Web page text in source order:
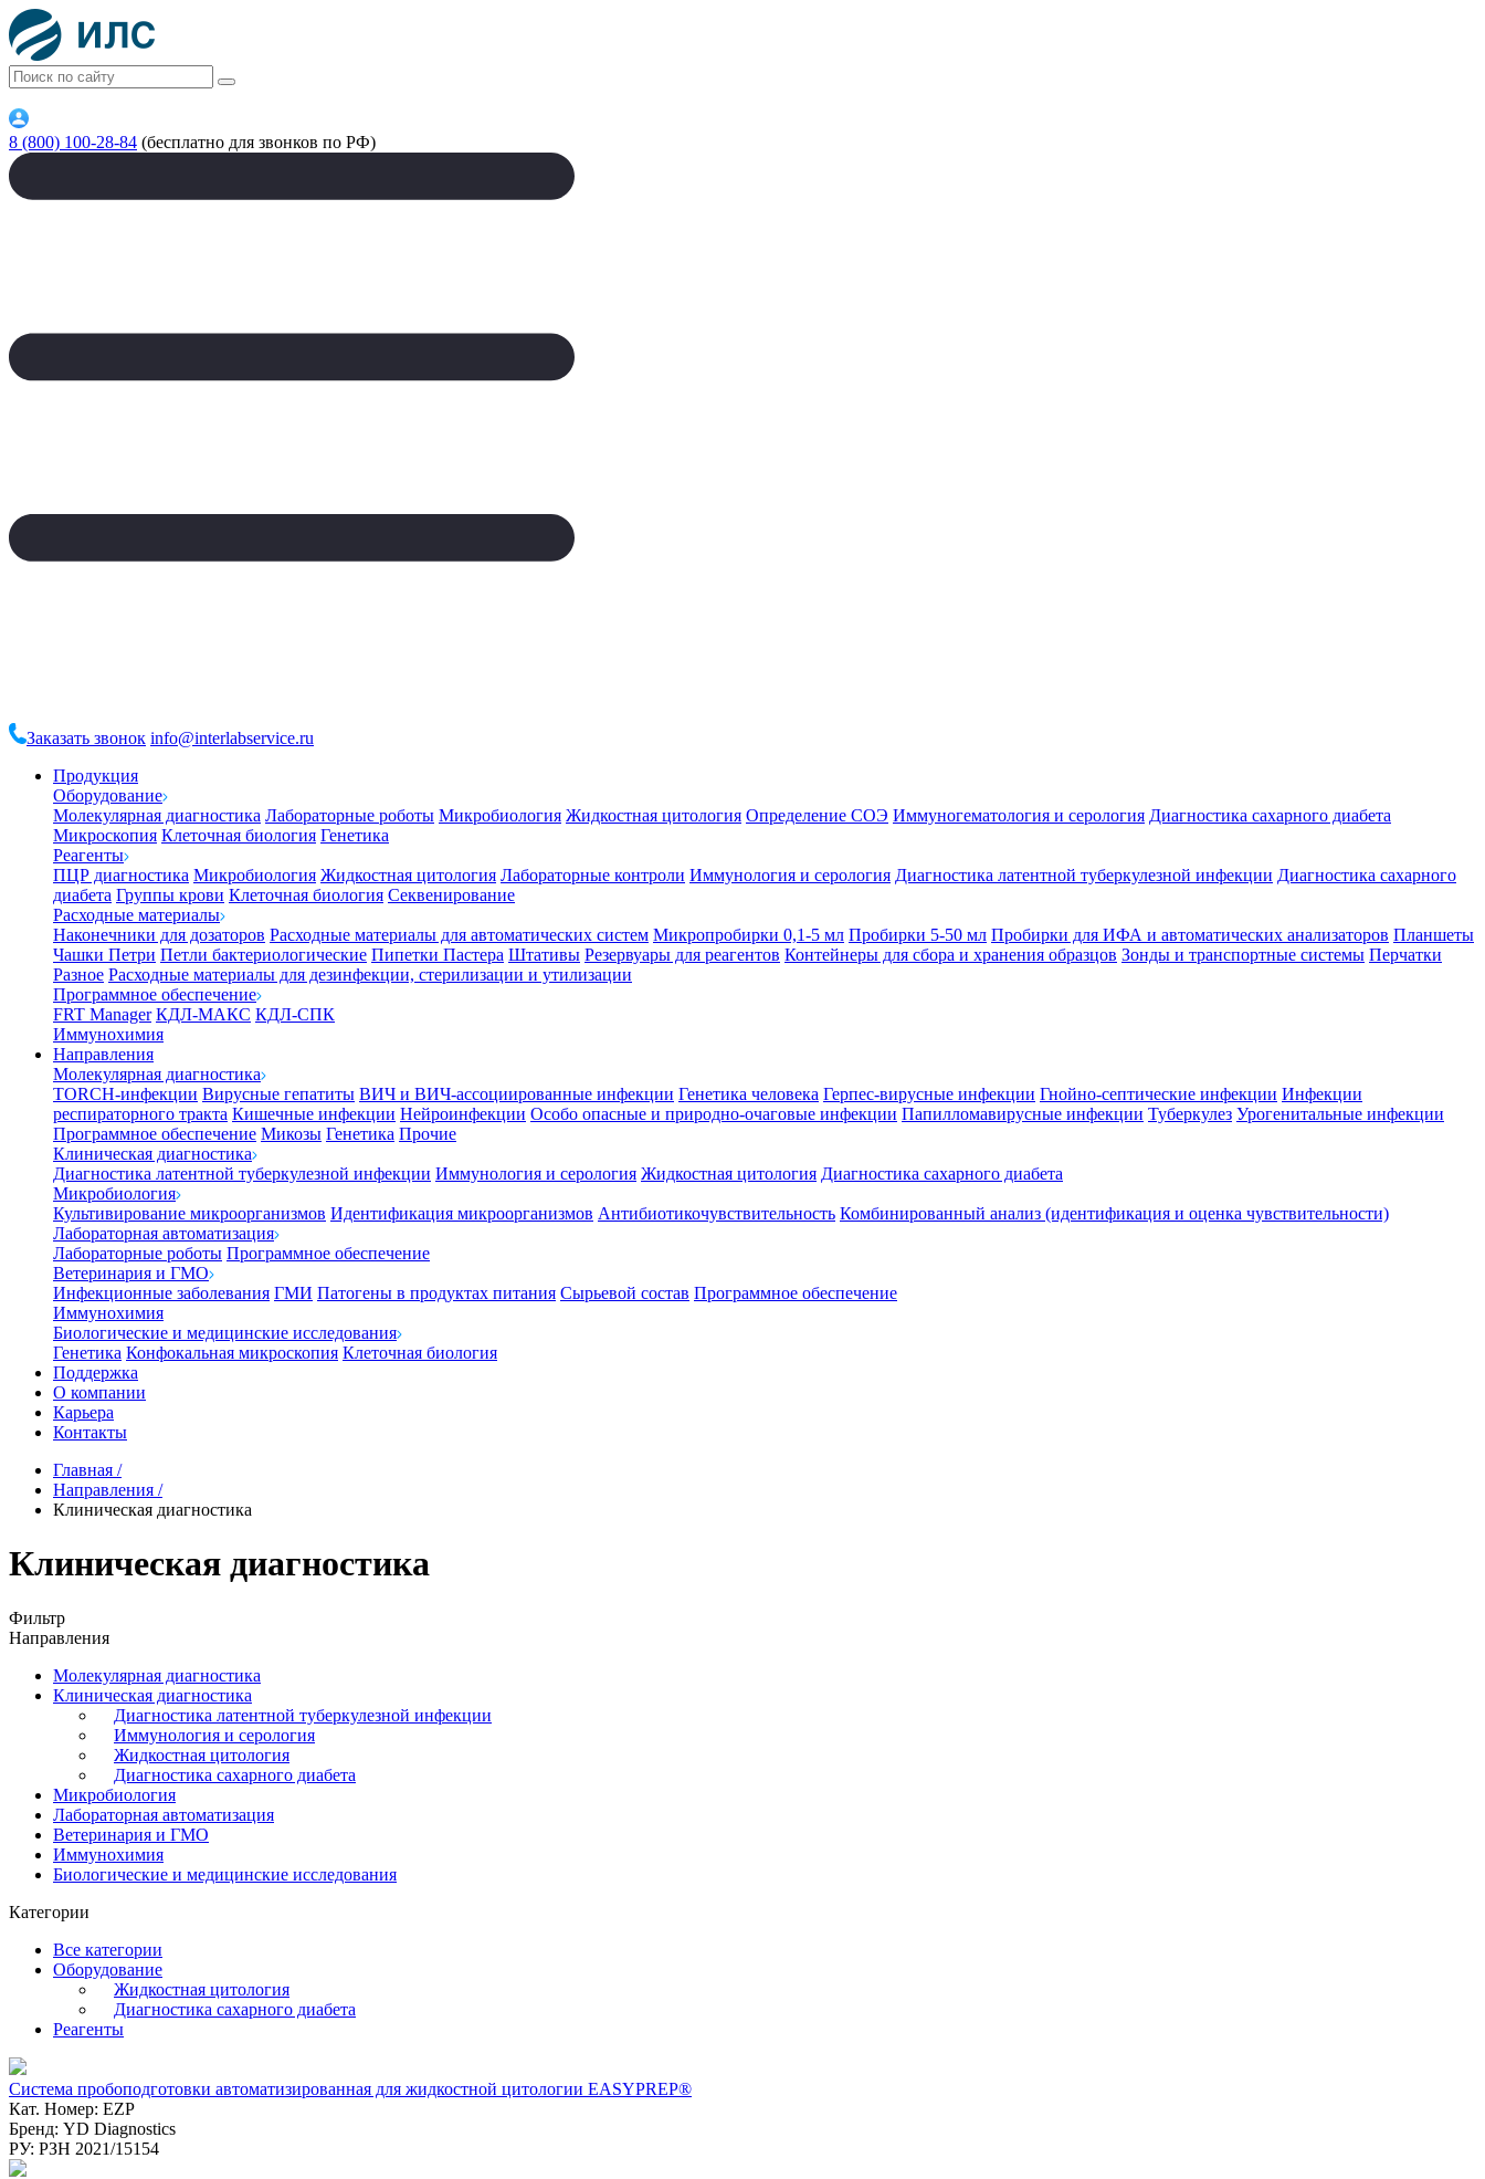
8 (800) 100-28-84 (бесплатно для звонков по РФ)
Заказать звонок info@interlabservice.ru
Продукция
Оборудование
Молекулярная диагностика Лабораторные роботы Микробиология Жидкостная цитология Определение СОЭ Иммуногематология и серология Диагностика сахарного диабета
Микроскопия Клеточная биология Генетика
Реагенты
ПЦР диагностика Микробиология Жидкостная цитология Лабораторные контроли Иммунология и серология Диагностика латентной туберкулезной инфекции Диагностика сахарного
диабета Группы крови Клеточная биология Секвенирование
Расходные материалы
Наконечники для дозаторов Расходные материалы для автоматических систем Микропробирки 0,1-5 мл Пробирки 5-50 мл Пробирки для ИФА и автоматических анализаторов Планшеты
Чашки Петри Петли бактериологические Пипетки Пастера Штативы Резервуары для реагентов Контейнеры для сбора и хранения образцов Зонды и транспортные системы Перчатки
Разное Расходные материалы для дезинфекции, стерилизации и утилизации
Программное обеспечение
FRT Manager КДЛ-МАКС КДЛ-СПК
Иммунохимия
Направления
Молекулярная диагностика
TORCH-инфекции Вирусные гепатиты ВИЧ и ВИЧ-ассоциированные инфекции Генетика человека Герпес-вирусные инфекции Гнойно-септические инфекции Инфекции
респираторного тракта Кишечные инфекции Нейроинфекции Особо опасные и природно-очаговые инфекции Папилломавирусные инфекции Туберкулез Урогенитальные инфекции
Программное обеспечение Микозы Генетика Прочие
Клиническая диагностика
Диагностика латентной туберкулезной инфекции Иммунология и серология Жидкостная цитология Диагностика сахарного диабета
Микробиология
Культивирование микроорганизмов Идентификация микроорганизмов Антибиотикочувствительность Комбинированный анализ (идентификация и оценка чувствительности)
Лабораторная автоматизация
Лабораторные роботы Программное обеспечение
Ветеринария и ГМО
Инфекционные заболевания ГМИ Патогены в продуктах питания Сырьевой состав Программное обеспечение
Иммунохимия
Биологические и медицинские исследования
Генетика Конфокальная микроскопия Клеточная биология
Поддержка
О компании
Карьера
Контакты
Главная /
Направления /
Клиническая диагностика
Клиническая диагностика
Фильтр
Направления
Молекулярная диагностика
Клиническая диагностика
Диагностика латентной туберкулезной инфекции
Иммунология и серология
Жидкостная цитология
Диагностика сахарного диабета
Микробиология
Лабораторная автоматизация
Ветеринария и ГМО
Иммунохимия
Биологические и медицинские исследования
Категории
Все категории
Оборудование
Жидкостная цитология
Диагностика сахарного диабета
Реагенты
Система пробоподготовки автоматизированная для жидкостной цитологии EASYPREP®
Кат. Номер: EZP
Бренд: YD Diagnostics
РУ: РЗН 2021/15154